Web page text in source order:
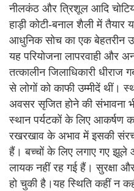
नीलकंठ और त्रिशूल आदि
हाड़ी कोटी-बनाल शैली में तैयार
आधुनिक सोच का एक बेहतरीन
यह परियोजना लापरवाही और
तत्कालीन जिलाधिकारी धीराज
से लोगों को काफी उम्मीदें थीं।
अवसर सृजित होने की संभावना
स्थान पर्यटकों के लिए आकर्षण
रखरखाव के अभाव में इसकी
हैं। बच्चों के लिए लगाए गए झूले
लायक नहीं रह गई हैं। सुरक्षा
हो चुकी है।यह स्थिति कहीं न